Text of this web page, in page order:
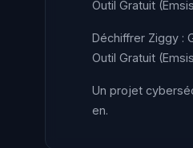
Outil Gratuit
Déchiffrer Ziggy :
Outil Gratuit
Un projet
en.